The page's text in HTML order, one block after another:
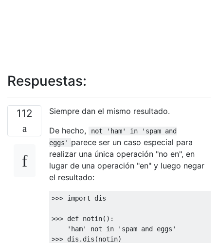
Respuestas:
112
Siempre dan el mismo resultado.
De hecho,
not 'ham' in 'spam and
eggs' parece ser un caso especial para
realizar una única operación "no en", en
lugar de una operación "en" y luego negar
el resultado:
>>> import dis
>>> def notin():
'ham'
not in
'spam and eggs'
>>> dis . dis (notin)